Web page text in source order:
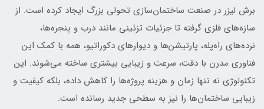
برش لیزر در صنعت ساختمان‌سازی تحولی بزرگ ایجاد کرده است. از
سازه‌های فلزی گرفته تا جزئیات تزئینی مانند درب و پنجره‌ها،
نرده‌های راه‌پله، پارتیشن‌ها و دیوارهای دکوراتیو، همه با کمک این
فناوری مدرن با دقت، سرعت و زیبایی بیشتری ساخته می‌شوند. این
تکنولوژی نه تنها زمان و هزینه پروژه‌ها را کاهش داده، بلکه کیفیت و
زیبایی ساختمان‌ها را نیز به سطحی جدید رسانده است.